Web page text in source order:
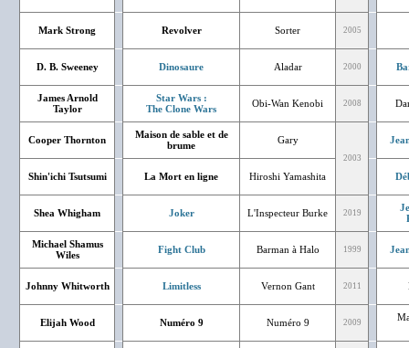
Mark Strong Revolver Sorter 2005
D. B. Sweeney Dinosaure Aladar 2000
James Arnold
Taylor
Star Wars :
The Clone Wars
Obi-Wan Kenobi 2008
Cooper Thornton
Maison de sable et de
brume
Gary
2003
Shin'ichi Tsutsumi La Mort en ligne Hiroshi Yamashita
Shea Whigham Joker L'Inspecteur Burke 2019
Michael Shamus
Wiles
Fight Club Barman à Halo 1999
Johnny Whitworth Limitless Vernon Gant 2011
Elijah Wood Numéro 9 Numéro 9 2009